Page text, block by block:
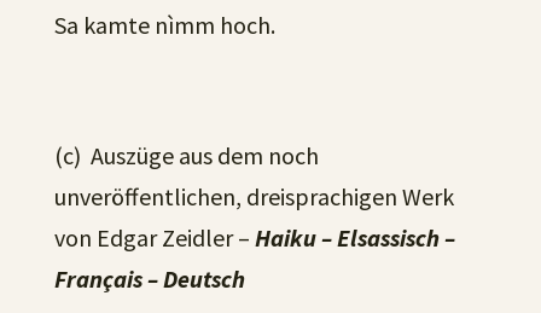
Sa kamte nìmm hoch.
(c) Auszüge aus dem noch
unveröffentlichen, dreisprachigen Werk
von Edgar Zeidler – Haiku – Elsassisch –
Français – Deutsch